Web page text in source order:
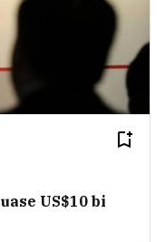
US$10 bi